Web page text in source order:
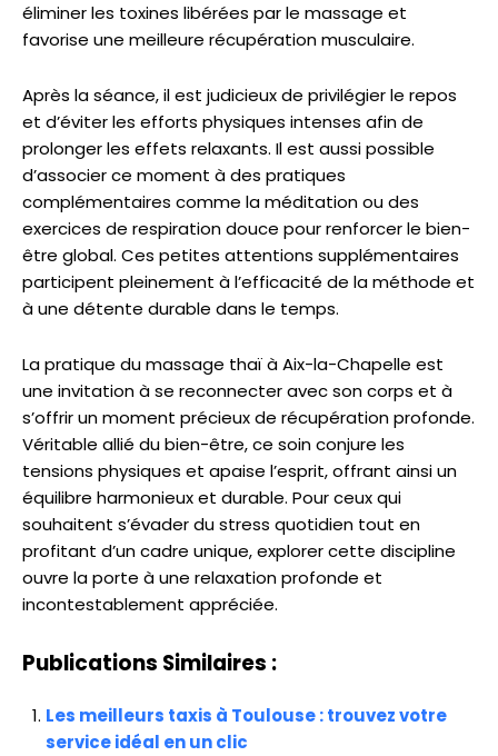
éliminer les toxines libérées par le massage et
favorise une meilleure récupération musculaire.
Après la séance, il est judicieux de privilégier le repos
et d’éviter les efforts physiques intenses afin de
prolonger les effets relaxants. Il est aussi possible
d’associer ce moment à des pratiques
complémentaires comme la méditation ou des
exercices de respiration douce pour renforcer le bien-
être global. Ces petites attentions supplémentaires
participent pleinement à l’efficacité de la méthode et
à une détente durable dans le temps.
La pratique du massage thaï à Aix-la-Chapelle est
une invitation à se reconnecter avec son corps et à
s’offrir un moment précieux de récupération profonde.
Véritable allié du bien-être, ce soin conjure les
tensions physiques et apaise l’esprit, offrant ainsi un
équilibre harmonieux et durable. Pour ceux qui
souhaitent s’évader du stress quotidien tout en
profitant d’un cadre unique, explorer cette discipline
ouvre la porte à une relaxation profonde et
incontestablement appréciée.
Publications Similaires :
Les meilleurs taxis à Toulouse : trouvez votre
service idéal en un clic